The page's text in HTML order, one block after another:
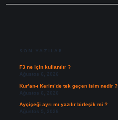
SON YAZILAR
F3 ne için kullanılır ?
Ağustos 6, 2026
Kur’an-ı Kerim’de tek geçen isim nedir ?
Ağustos 6, 2026
Ayçiçeği ayrı mı yazılır birleşik mi ?
Ağustos 5, 2026